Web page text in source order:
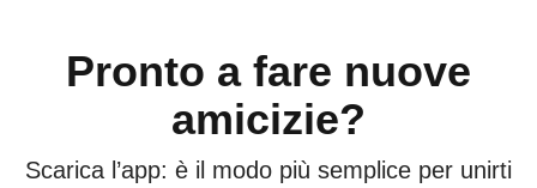
Pronto a fare nuove
amicizie?
Scarica l’app: è il modo più semplice per unirti